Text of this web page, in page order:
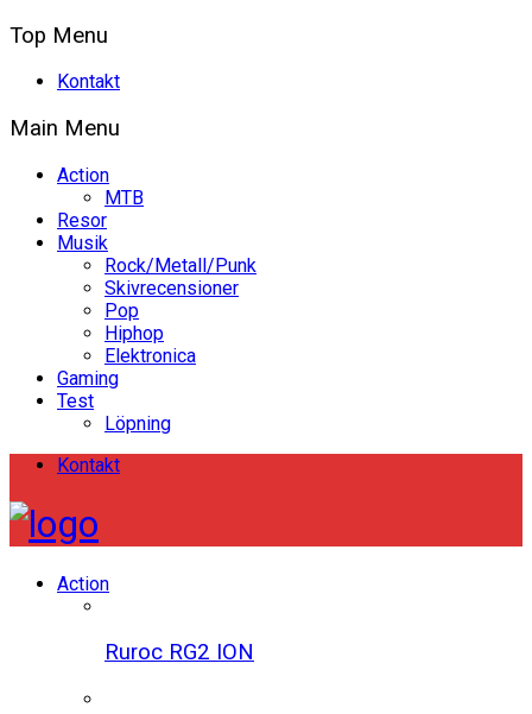
Top Menu
Kontakt
Main Menu
Action
MTB
Resor
Musik
Rock/Metall/Punk
Skivrecensioner
Pop
Hiphop
Elektronica
Gaming
Test
Löpning
Kontakt
Action
Ruroc RG2 ION